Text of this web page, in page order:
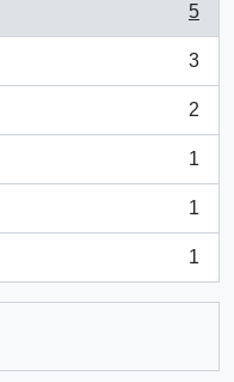
5
3
2
1
1
1